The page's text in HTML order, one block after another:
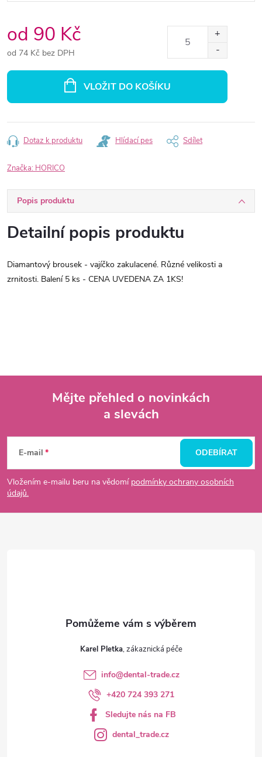
od 90 Kč
od 74 Kč bez DPH
VLOŽIT DO KOŠÍKU
Dotaz k produktu Hlídací pes Sdílet
Značka: HORICO
Popis produktu
Detailní popis produktu
Diamantový brousek - vajíčko zakulacené. Různé velikosti a
zrnitosti. Balení 5 ks - CENA UVEDENA ZA 1KS!
p
a
Mějte přehled o novinkách
a slevách
E-mail
Vložením e-mailu beru na vědomí podmínky ochrany osobních
údajů.
ODEBÍRAT
Karel Pletka
info@dental-trade.cz
+420 724 393 271
Sledujte nás na FB
dental_trade.cz